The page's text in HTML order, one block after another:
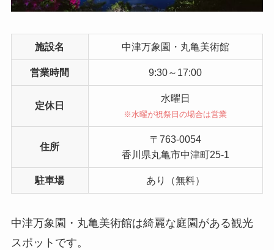
施設名 中津万象園・丸亀美術館
営業時間 9:30～17:00
定休日
水曜日
※水曜が祝祭日の場合は営業
住所
〒763-0054
香川県丸亀市中津町25-1
駐車場 あり（無料）
中津万象園・丸亀美術館は綺麗な庭園がある観光
スポットです。